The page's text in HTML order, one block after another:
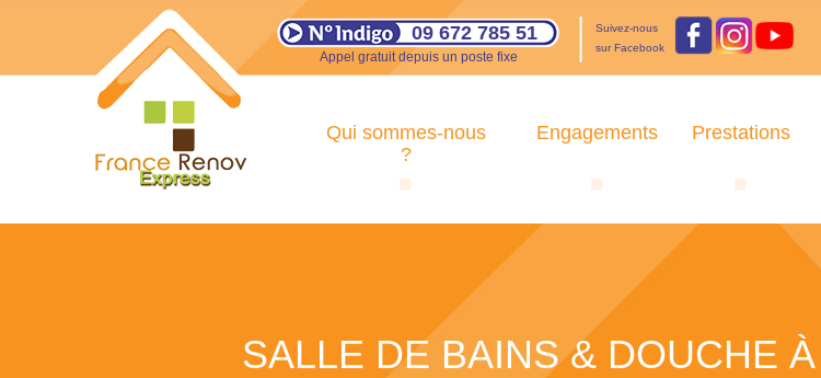
09 672 785 51
Appel gratuit depuis un poste fixe
Suivez-nous
sur Facebook
Qui sommes-nous
?
Engagements Prestations
SALLE DE BAINS & DOUCHE